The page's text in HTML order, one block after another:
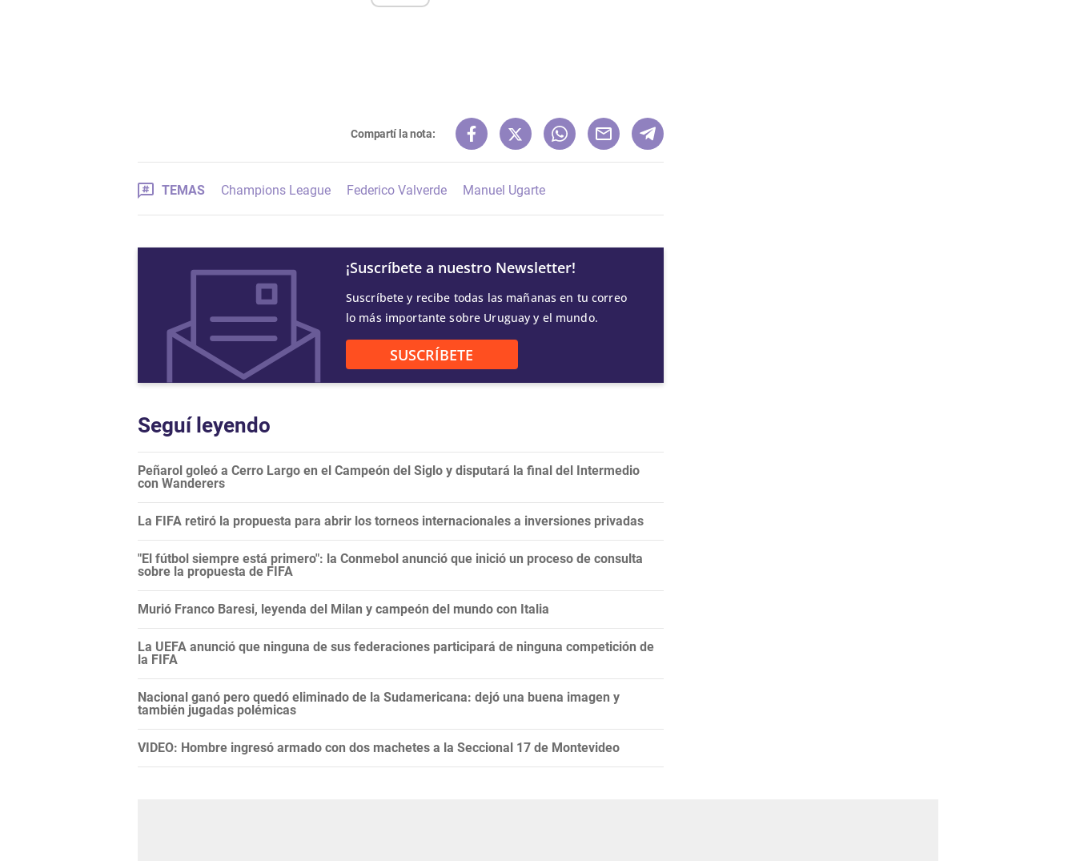
Compartí la nota:
TEMAS Champions League Federico Valverde Manuel Ugarte
¡Suscríbete a nuestro Newsletter!
Suscríbete y recibe todas las mañanas en tu correo
lo más importante sobre Uruguay y el mundo.
SUSCRÍBETE
Seguí leyendo
Peñarol goleó a Cerro Largo en el Campeón del Siglo y disputará la final del Intermedio
con Wanderers
La FIFA retiró la propuesta para abrir los torneos internacionales a inversiones privadas
"El fútbol siempre está primero": la Conmebol anunció que inició un proceso de consulta
sobre la propuesta de FIFA
Murió Franco Baresi, leyenda del Milan y campeón del mundo con Italia
La UEFA anunció que ninguna de sus federaciones participará de ninguna competición de
la FIFA
Nacional ganó pero quedó eliminado de la Sudamericana: dejó una buena imagen y
también jugadas polémicas
VIDEO: Hombre ingresó armado con dos machetes a la Seccional 17 de Montevideo